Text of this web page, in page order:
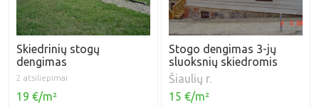
Skiedrinių stogų
dengimas
2 atsiliepimai
19 €/m²
Stogo dengimas 3-jų
sluoksnių skiedromis
Šiaulių r.
15 €/m²